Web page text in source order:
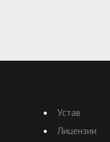
Устав
Лицензии